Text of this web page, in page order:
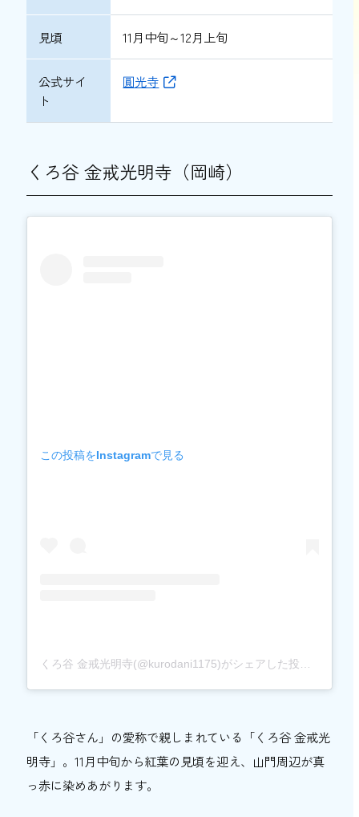
見頃 11月中旬～12月上旬
公式サイ
ト
圓光寺
くろ谷 金戒光明寺（岡崎）
この投稿をInstagramで見る
「くろ谷さん」の愛称で親しまれている「くろ谷 金戒光
明寺」。11月中旬から紅葉の見頃を迎え、山門周辺が真
っ赤に染めあがります。